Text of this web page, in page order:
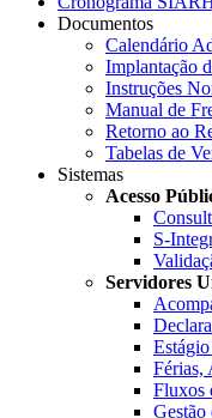
Documentos
Calendário
Implantação
Instruções
Manual de
Retorno ao
Tabelas de
Sistemas
Acesso
S-
Servidores
Férias,
Fluxos
Gestão